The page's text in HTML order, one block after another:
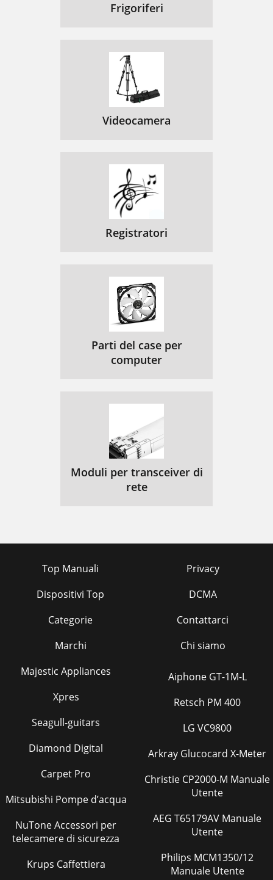
Frigoriferi
Videocamera
Registratori
Parti del case per
computer
Moduli per transceiver di
rete
Top Manuali
Dispositivi Top
Categorie
Marchi
Privacy
DCMA
Contattarci
Chi siamo
Majestic Appliances
Xpres
Seagull-guitars
Diamond Digital
Carpet Pro
Mitsubishi Pompe d’acqua
NuTone Accessori per
telecamere di sicurezza
Krups Caffettiera
Aiphone GT-1M-L
Retsch PM 400
LG VC9800
Arkray Glucocard X-Meter
Christie CP2000-M Manuale
Utente
AEG T65179AV Manuale
Utente
Philips MCM1350/12
Manuale Utente